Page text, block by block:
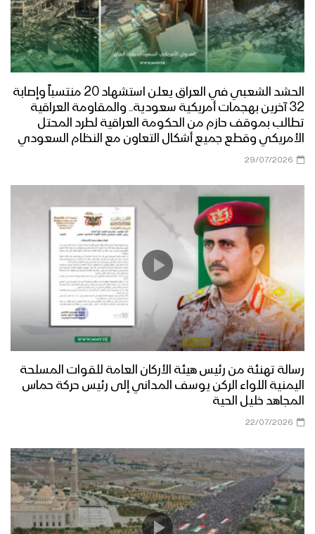
الحشد الشعبي في العراق يعلن استشهاد 20 منتسباً وإصابة
32 آخرين بهجمات أمريكية سعودية.. والمقاومة العراقية
تطالب بموقف حازم من الحكومة العراقية لطرد المحتل
الأمريكي وقطع جميع أشكال التعاون مع النظام السعودي
29/07/2026
رسالة تهنئة من رئيس هيئة الأركان العامة للقوات المسلحة
اليمنية اللواء الركن يوسف المداني إلى رئيس حركة حماس
المجاهد خليل الحية
22/07/2026